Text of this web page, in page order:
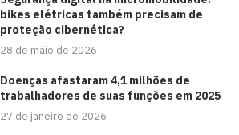
bikes elétricas também precisam de
proteção cibernética?
28 de maio de 2026
Doenças afastaram 4,1 milhões de
trabalhadores de suas funções em 2025
27 de janeiro de 2026